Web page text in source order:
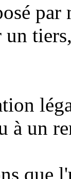
un
que